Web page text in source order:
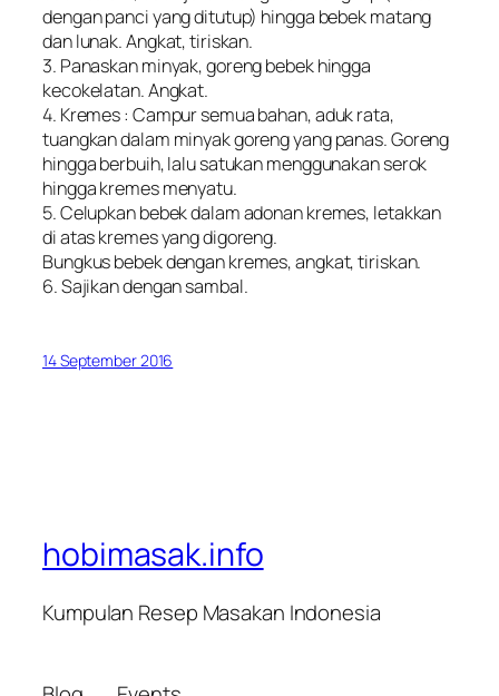
dengan panci yang ditutup) hingga bebek matang
dan lunak. Angkat, tiriskan.
3. Panaskan minyak, goreng bebek hingga
kecokelatan. Angkat.
4. Kremes : Campur semua bahan, aduk rata,
tuangkan dalam minyak goreng yang panas. Goreng
hingga berbuih, lalu satukan menggunakan serok
hingga kremes menyatu.
5. Celupkan bebek dalam adonan kremes, letakkan
di atas kremes yang digoreng.
Bungkus bebek dengan kremes, angkat, tiriskan.
6. Sajikan dengan sambal.
14 September 2016
hobimasak.info
Kumpulan Resep Masakan Indonesia